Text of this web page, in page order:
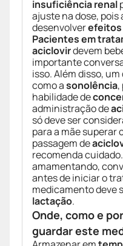
insuficiência renal
ajuste na dose, pois
desenvolverefeitos
Pacientes em
aciclovirdevem
importante
isso. Além disso, um
como asonolência,
habilidade de
administração de
só deve ser
para a mãe superar
passagem de
recomenda
amamentando,
antes de iniciar o
medicamento deve
lactação.
Onde, como e
guardar este